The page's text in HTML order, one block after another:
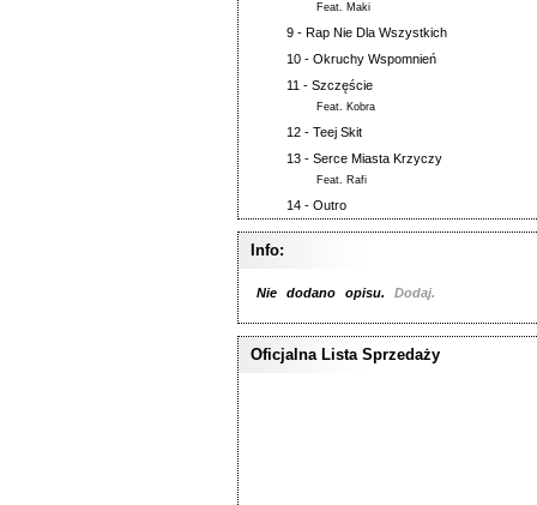
Feat. Maki
9 - Rap Nie Dla Wszystkich
10 - Okruchy Wspomnień
11 - Szczęście
Feat. Kobra
12 - Teej Skit
13 - Serce Miasta Krzyczy
Feat. Rafi
14 - Outro
Info:
Nie dodano opisu. Dodaj.
Oficjalna Lista Sprzedaży